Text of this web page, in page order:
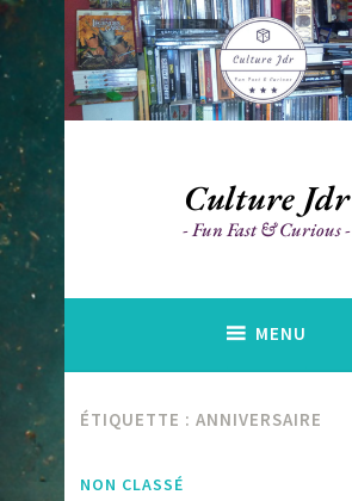
Accéder
au
contenu
principal
Culture Jdr
Fun Fast & Curious
MENU
ÉTIQUETTE :ANNIVERSAIRE
NON CLASSÉ